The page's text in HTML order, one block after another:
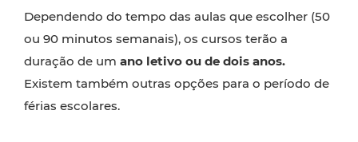
Dependendo do tempo das aulas que escolher (50
ou 90 minutos semanais), os cursos terão a
duração de um ano letivo ou de dois anos.
Existem também outras opções para o período de
férias escolares.